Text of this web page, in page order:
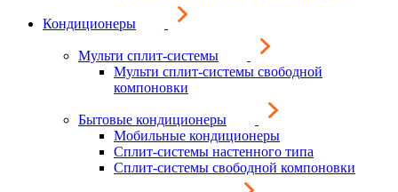
Кондиционеры
Мульти сплит-системы
Мульти сплит-системы свободной
компоновки
Бытовые кондиционеры
Мобильные кондиционеры
Сплит-системы настенного типа
Сплит-системы свободной компоновки